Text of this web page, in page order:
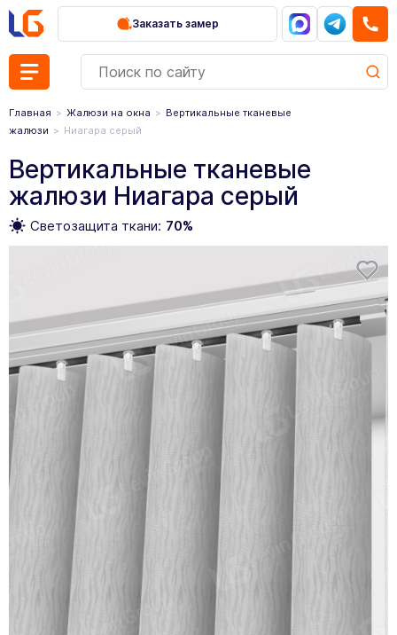
Заказать замер
Главная Жалюзи на окна
Вертикальные тканевые
жалюзи
Ниагара серый
Вертикальные тканевые
жалюзи Ниагара серый
Светозащита ткани: 70%